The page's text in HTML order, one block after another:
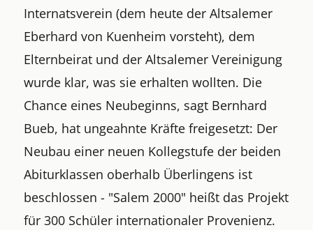
Internatsverein (dem heute der Altsalemer
Eberhard von Kuenheim vorsteht), dem
Elternbeirat und der Altsalemer Vereinigung
wurde klar, was sie erhalten wollten. Die
Chance eines Neubeginns, sagt Bernhard
Bueb, hat ungeahnte Kräfte freigesetzt: Der
Neubau einer neuen Kollegstufe der beiden
Abiturklassen oberhalb Überlingens ist
beschlossen - "Salem 2000" heißt das Projekt
für 300 Schüler internationaler Provenienz.